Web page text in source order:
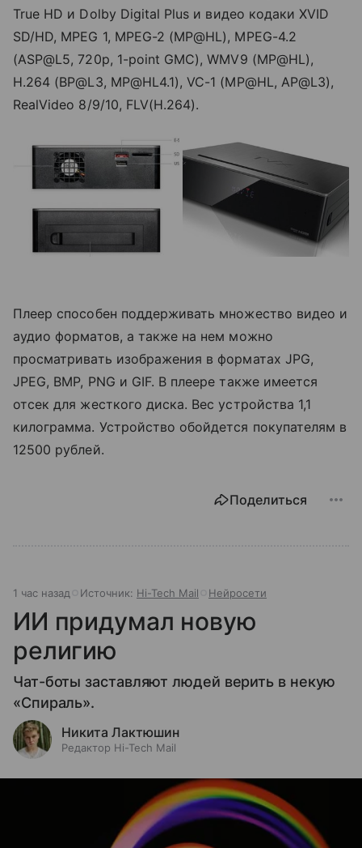
True HD и Dolby Digital Plus и видео кодаки XVID
SD/HD, MPEG 1, MPEG-2 (MP@HL), MPEG-4.2
(ASP@L5, 720p, 1-point GMC), WMV9 (MP@HL),
H.264 (BP@L3, MP@HL4.1), VC-1 (MP@HL, AP@L3),
RealVideo 8/9/10, FLV(H.264).
Плеер способен поддерживать множество видео и
аудио форматов, а также на нем можно
просматривать изображения в форматах JPG,
JPEG, BMP, PNG и GIF. В плеере также имеется
отсек для жесткого диска. Вес устройства 1,1
килограмма. Устройство обойдется покупателям в
12500 рублей.
Поделиться
1 час назад Источник: Hi-Tech Mail Нейросети
ИИ придумал новую
религию
Чат-боты заставляют людей верить в некую
«Спираль».
Никита Лактюшин
Редактор Hi-Tech Mail